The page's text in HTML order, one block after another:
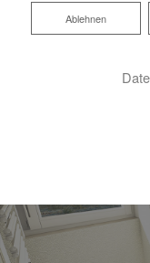
Startseite»Bad»
Komfort-Bad
Ablehnen
Ablehnen